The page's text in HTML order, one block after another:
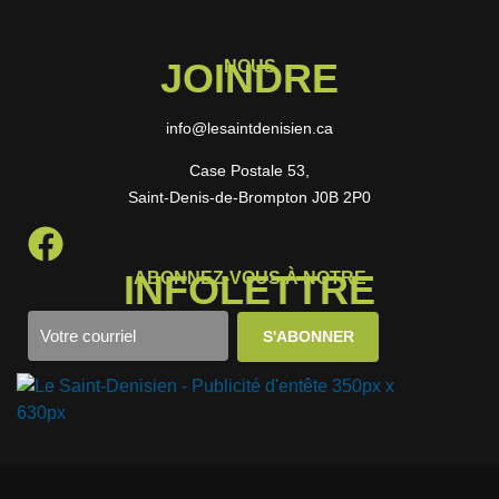
NOUS
JOINDRE
info@lesaintdenisien.ca
Case Postale 53,
Saint-Denis-de-Brompton J0B 2P0
ABONNEZ-VOUS À NOTRE
INFOLETTRE